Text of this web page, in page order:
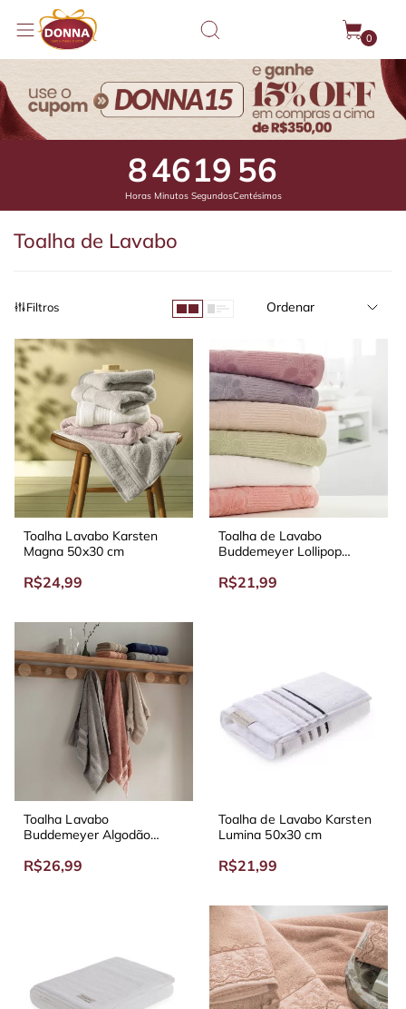
0
8
Horas
46
Minutos
19
Segundos
2
Centésimos
Toalha de Lavabo
Filtros Ordenar
Toalha Lavabo Karsten
Magna 50x30 cm
R$24,99
Toalha de Lavabo
Buddemeyer Lollipop
R$21,99
Toalha Lavabo
Buddemeyer Algodão
R$26,99
Toalha de Lavabo Karsten
Lumina 50x30 cm
R$21,99